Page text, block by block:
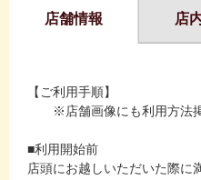
店舗情報 店
【ご利用手順】
※店舗画像にも利用方法掲
■利用開始前
店頭にお越しいただいた際に